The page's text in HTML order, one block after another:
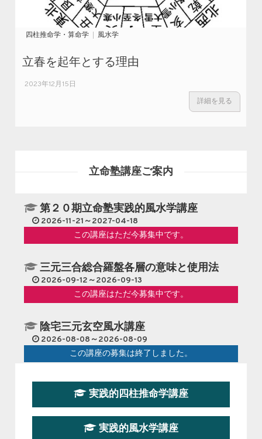
四柱推命学・算命学 風水学
立春を起年とする理由
2023年12月15日
詳細を見る
立命塾講座ご案内
第２０期立命塾実践的風水学講座
2026-11-21～2027-04-18
この講座はただ今募集中です。
三元三合総合羅盤各層の意味と使用法
2026-09-12～2026-09-13
この講座はただ今募集中です。
陰宅三元玄空風水講座
2026-08-08～2026-08-09
この講座の募集は終了しました。
第１９期立命塾『実践的易学講座』
2026-08-22～2026-10-25
実践的四柱推命学講座
実践的風水学講座